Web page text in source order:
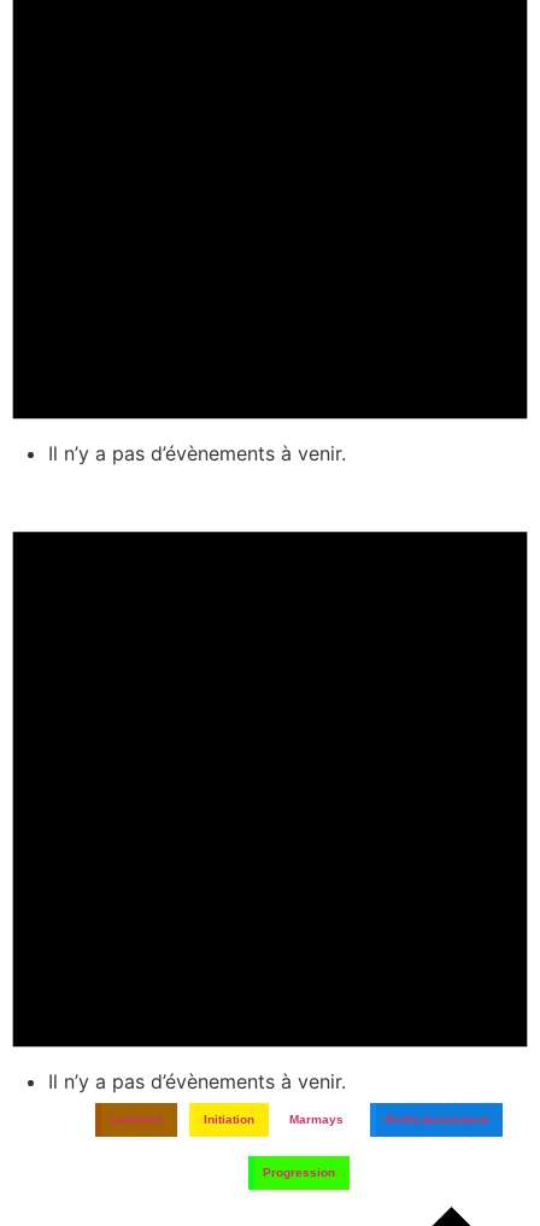
Il n’y a pas d’évènements à venir.
Il n’y a pas d’évènements à venir.
Confirmé Initiation Marmays Perfectionnement
Progression